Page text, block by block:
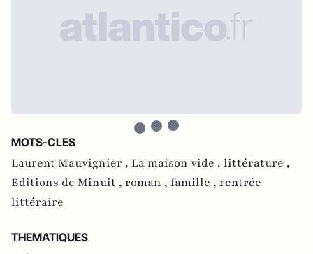
MOTS-CLES
Laurent Mauvignier , La maison vide , littérature ,
Editions de Minuit , roman , famille , rentrée
littéraire
THEMATIQUES